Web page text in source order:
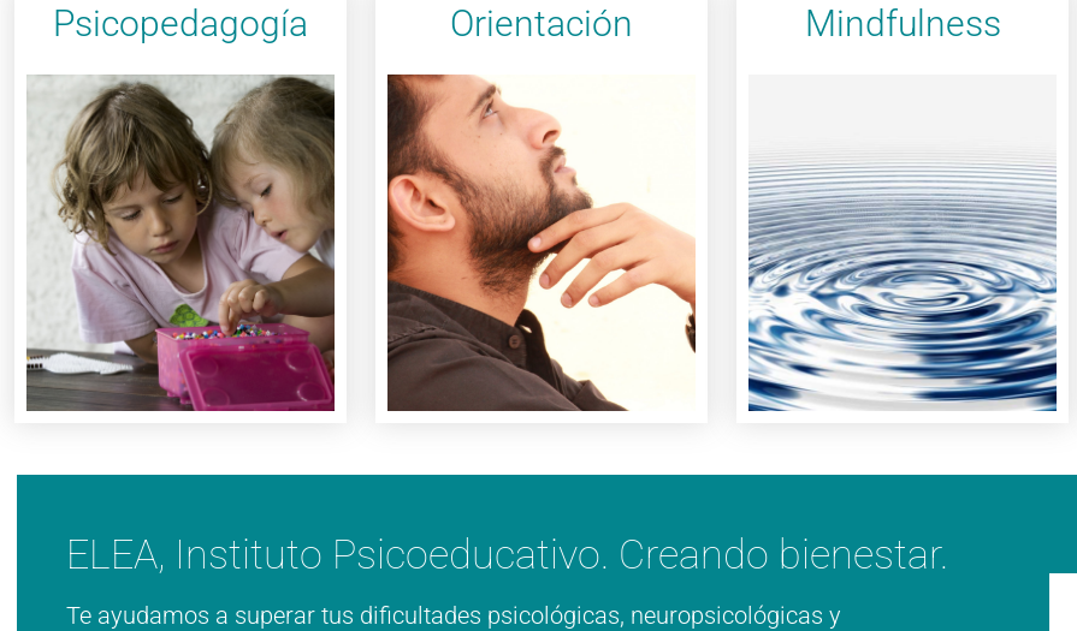
Psicopedagogía
Guíamos el proceso de
aprendizaje para
estimular su desarrollo y
facilitar el progreso en
las Dificultades de
Aprendizaje.
Quiero saber mas
Orientación
Te orientamos para
convertir tus dudas e
inquietudes en
oportunidades de
cambio y crecimiento
personal.
Quiero saber mas
Mindfulness
Descubre cómo
desarrollar un equilibrio
psicológico estable y
duradero que sea el
principal fundamento de
tu felicidad.
ELEA, Instituto Psicoeducativo. Creando bienestar.
Te ayudamos a superar tus dificultades psicológicas, neuropsicológicas y